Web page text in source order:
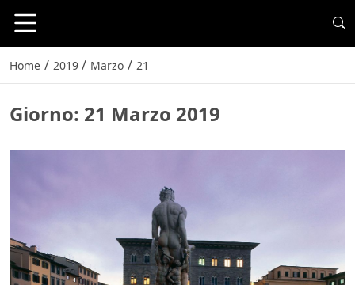
Home / 2019 / Marzo / 21
Giorno: 21 Marzo 2019